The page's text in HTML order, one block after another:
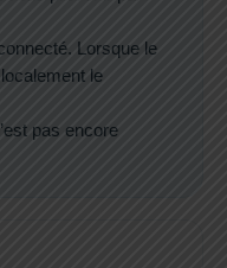
Lorsque le
le
pas encore